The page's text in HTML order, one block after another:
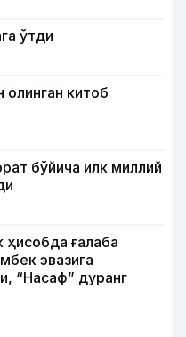
ўтди
олинган китоб
бўйича илк миллий
ҳисобда ғалаба
эвазига
“Насаф” дуранг